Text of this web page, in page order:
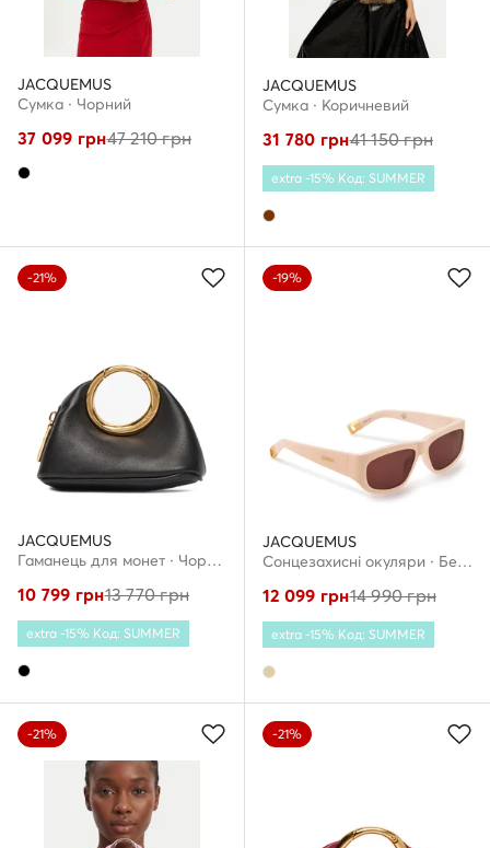
JACQUEMUS
Сумка · Чорний
37 099 грн47 210грн
JACQUEMUS
Сумка · Коричневий
31 780 грн41 150грн
extra -15% Код: SUMMER
-21%
JACQUEMUS
Гаманець для монет · Чорний
10 799 грн13 770грн
extra -15% Код: SUMMER
-19%
JACQUEMUS
Сонцезахисні окуляри · Бежевий
12 099 грн14 990грн
extra -15% Код: SUMMER
-21% -21%